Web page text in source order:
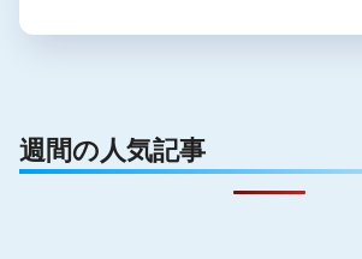
週間の人気記事